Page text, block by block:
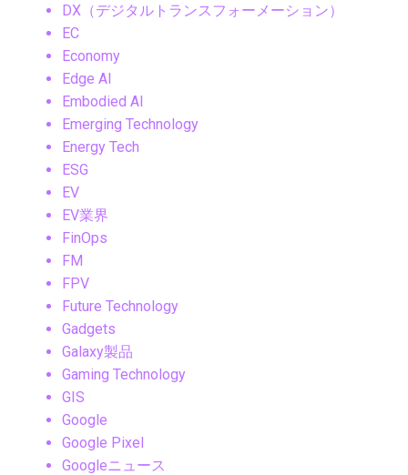
DX（デジタルトランスフォーメーション）
EC
Economy
Edge AI
Embodied AI
Emerging Technology
Energy Tech
ESG
EV
EV業界
FinOps
FM
FPV
Future Technology
Gadgets
Galaxy製品
Gaming Technology
GIS
Google
Google Pixel
Googleニュース